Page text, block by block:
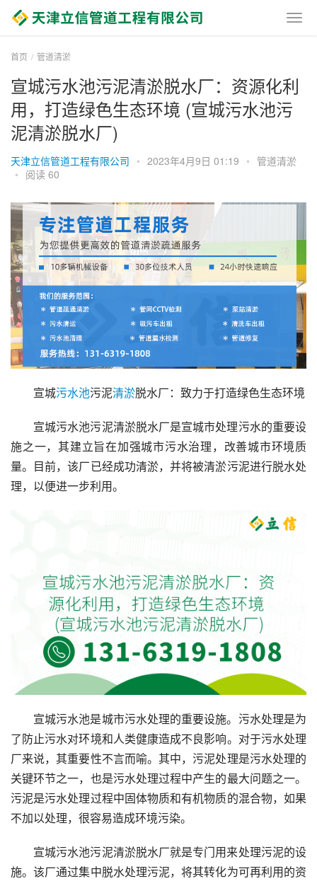
首页 管道清淤
宣城污水池污泥清淤脱水厂：资源化利
用，打造绿色生态环境 (宣城污水池污
泥清淤脱水厂)
天津立信管道工程有限公司 • 2023年4月9日 01:19 • 管道清淤
• 阅读 60
宣城污水池污泥清淤脱水厂：致力于打造绿色生态环境
宣城污水池污泥清淤脱水厂是宣城市处理污水的重要设
施之一，其建立旨在加强城市污水治理，改善城市环境质
量。目前，该厂已经成功清淤，并将被清淤污泥进行脱水处
理，以便进一步利用。
宣城污水池是城市污水处理的重要设施。污水处理是为
了防止污水对环境和人类健康造成不良影响。对于污水处理
厂来说，其重要性不言而喻。其中，污泥处理是污水处理的
关键环节之一，也是污水处理过程中产生的最大问题之一。
污泥是污水处理过程中固体物质和有机物质的混合物，如果
不加以处理，很容易造成环境污染。
宣城污水池污泥清淤脱水厂就是专门用来处理污泥的设
施。该厂通过集中脱水处理污泥，将其转化为可再利用的资